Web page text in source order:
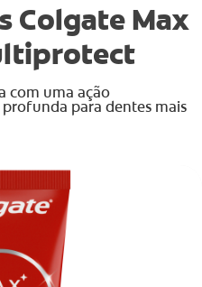
Colgate Max
com uma ação
para dentes mais